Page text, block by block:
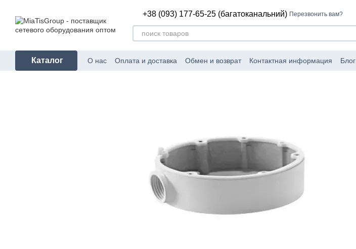
+38 (093) 177-65-25 (багатоканальний) Перезвонить вам?
Каталог О нас Оплата и доставка Обмен и возврат Контактная информация Блог